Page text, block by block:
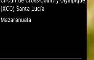
(XCO) Santa Lucía
Mazaranuala